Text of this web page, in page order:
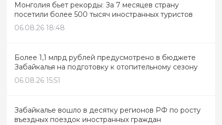
Монголия бьет рекорды: За 7 месяцев страну
посетили более 500 тысяч иностранных туристов
06.08.26 18:48
Более 1,1 млрд рублей предусмотрено в бюджете
Забайкалья на подготовку к отопительному сезону
06.08.26 15:51
Забайкалье вошло в десятку регионов РФ по росту
въездных поездок иностранных граждан